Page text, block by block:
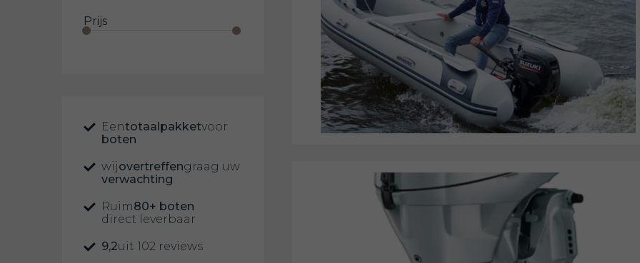
Prijs
Eentotaalpakketvoor
boten
wijovertreffengraag uw
verwachting
Ruim80+ boten
direct leverbaar
9,2uit 102 reviews